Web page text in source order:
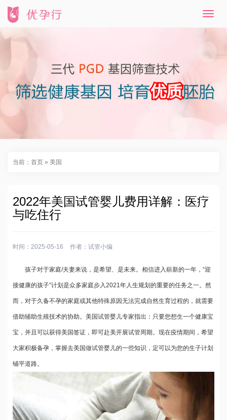
T
v
i
g
当前： 首页 » 美国
2022年美国试管婴儿费用详解：医疗
与吃住行
时间：2025-05-16 作者： 试管小编
孩子对于家庭/夫妻来说，是希望、是未来。相信进入崭新的一年，“迎
接健康的孩子”计划是众多家庭步入2021年人生规划的重要的任务之一。然
而，对于久备不孕的家庭或其他特殊原因无法完成自然生育过程的，就需要
借助辅助生殖技术的协助。美国试管婴儿专家指出：只要您想生一个健康宝
宝，并且可以获得美国签证，即可赴美开展试管周期。现在疫情期间，希望
大家积极备孕，掌握去美国做试管婴儿的一些知识，定可以为您的生子计划
铺平道路。